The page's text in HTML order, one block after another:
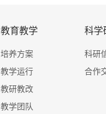
教育教学
培养方案
教学运行
教研教改
教学团队
科学
科研
合作